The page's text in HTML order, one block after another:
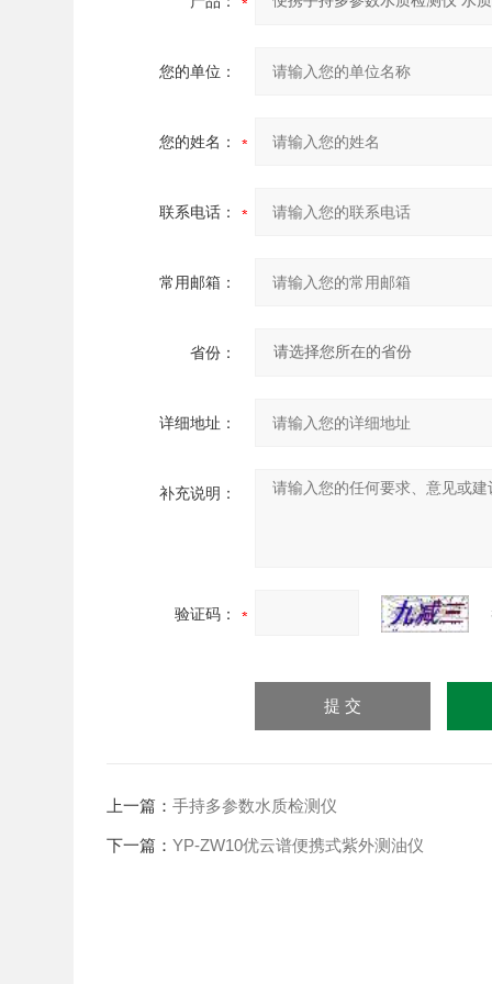
您的单位：
您的姓名：
联系电话：
常用邮箱：
省份：
详细地址：
补充说明：
验证码：
上一篇：手持多参数水质检测仪
下一篇：YP-ZW10优云谱便携式紫外测油仪